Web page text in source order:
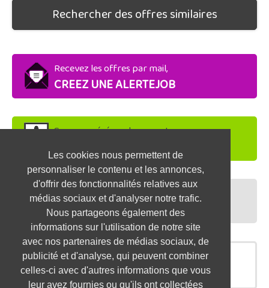
Les cookies nous permettent de
personnaliser le contenu et les annonces,
d'offrir des fonctionnalités relatives aux
médias sociaux et d'analyser notre trafic.
Nous partageons également des
informations sur l'utilisation de notre site
avec nos partenaires de médias sociaux, de
publicité et d'analyse, qui peuvent combiner
celles-ci avec d'autres informations que vous
leur avez fournies ou qu'ils ont collectées
Rechercher des offres similaires
Recevez les offres par mail,
CREEZ UNE ALERTEJOB
Soyez repéré par les recruteurs,
DEPOSEZ VOTRE CV
Préparez vos entretiens,
TESTEZ-VOUS
OFFRES SIMILAIRES